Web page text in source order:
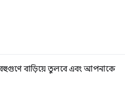
বাড়িয়ে তুলবে এবং আপনাকে